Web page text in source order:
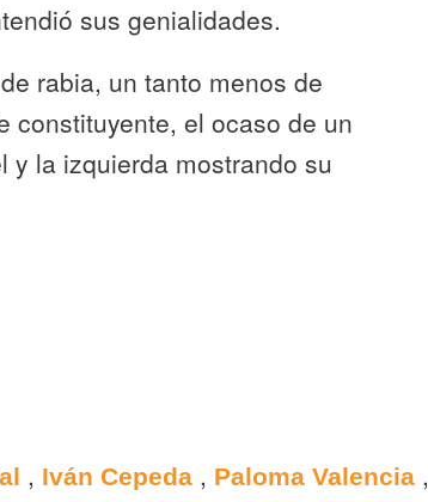
sus genialidades.
rabia, un tanto menos de
constituyente, el ocaso de un
y la izquierda mostrando su
, Iván Cepeda, Paloma Valencia,